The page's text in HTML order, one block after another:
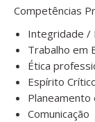
Competências
Integridade /
Trabalho em
Ética
Espírito
Planeamento
Comunicação